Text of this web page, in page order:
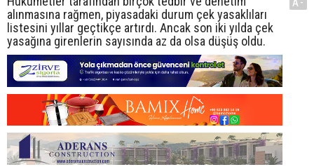
alınmasına rağmen, piyasadaki durum çek yasaklıları
listesini yıllar geçtikçe artırdı. Ancak son iki yılda çek
yasağına girenlerin sayısında az da olsa düşüş oldu.